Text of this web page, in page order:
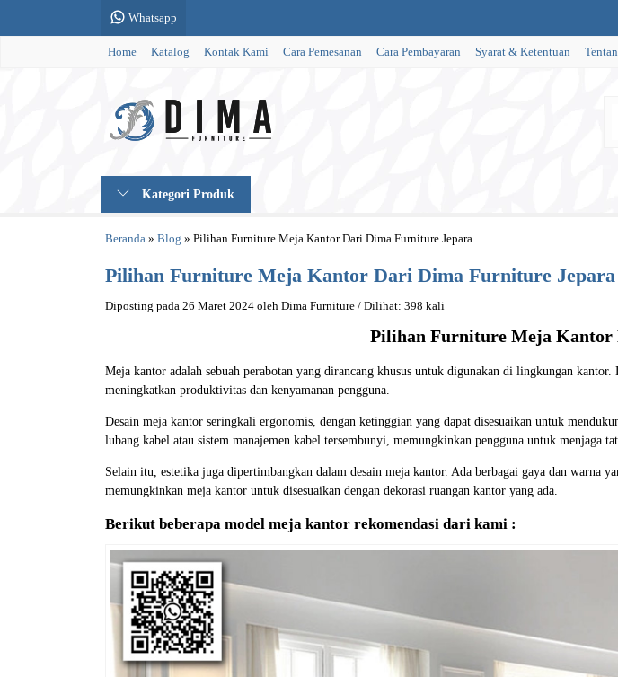
Whatsapp
Home Katalog Kontak Kami Cara Pemesanan Cara Pembayaran Syarat & Ketentuan
Kategori Produk
Beranda » Blog » Pilihan Furniture Meja Kantor Dari Dima Furniture Jepara
Pilihan Furniture Meja Kantor Dari Dima Furniture Jepara
Diposting pada 26 Maret 2024 oleh Dima Furniture / Dilihat: 398 kali
Pilihan Furniture Meja Kantor
Meja kantor adalah sebuah perabotan yang dirancang khusus untuk digunakan di lingkungan
meningkatkan produktivitas dan kenyamanan pengguna.
Desain meja kantor seringkali ergonomis, dengan ketinggian yang dapat disesuaikan untuk
lubang kabel atau sistem manajemen kabel tersembunyi, memungkinkan pengguna untuk menjaga
Selain itu, estetika juga dipertimbangkan dalam desain meja kantor. Ada berbagai gaya dan
memungkinkan meja kantor untuk disesuaikan dengan dekorasi ruangan kantor yang ada.
Berikut beberapa model meja kantor rekomendasi dari kami :